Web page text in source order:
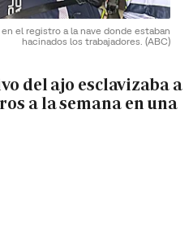
en el registro a la nave donde estaban
hacinados los trabajadores. (ABC)
del ajo esclavizaba a
a la semana en una